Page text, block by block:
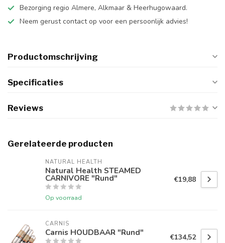
Bezorging regio Almere, Alkmaar & Heerhugowaard.
Neem gerust contact op voor een persoonlijk advies!
Productomschrijving
Specificaties
Reviews
Gerelateerde producten
NATURAL HEALTH
Natural Health STEAMED
CARNIVORE "Rund"
Op voorraad
€19,88
CARNIS
Carnis HOUDBAAR "Rund" €134,52